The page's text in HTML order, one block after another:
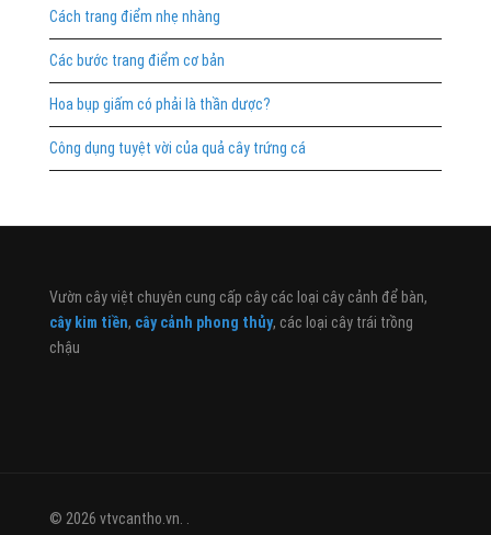
Cách trang điểm nhẹ nhàng
Các bước trang điểm cơ bản
Hoa bụp giấm có phải là thần dược?
Công dụng tuyệt vời của quả cây trứng cá
Vườn cây việt chuyên cung cấp cây các loại cây cảnh để bàn,
cây kim tiền, cây cảnh phong thủy, các loại cây trái trồng
chậu
© 2026 vtvcantho.vn. .